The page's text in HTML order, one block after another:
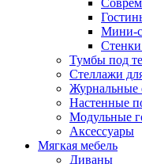
Мини-
Тумбы под
Стеллажи
Журнальные
Настенные
Модульные
Аксессуары
Мягкая мебель
Диваны